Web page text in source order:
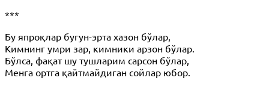
***
Бу япроқлар бугун-эрта хазон бўлар,
Кимнинг умри зар, кимники арзон бўлар.
Бўлса, фақат шу тушларим сарсон бўлар,
Менга ортга қайтмайдиган сойлар юбор.